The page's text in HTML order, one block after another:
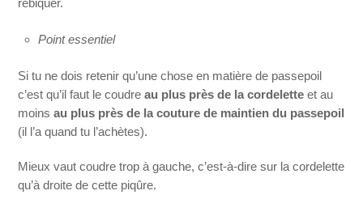
rebiquer.
Point essentiel
Si tu ne dois retenir qu’une chose en matière de passepoil
c’est qu’il faut le coudre au plus près de la cordelette et au
moins au plus près de la couture de maintien du passepoil
(il l’a quand tu l’achètes).
Mieux vaut coudre trop à gauche, c’est-à-dire sur la cordelette
qu’à droite de cette piqûre.